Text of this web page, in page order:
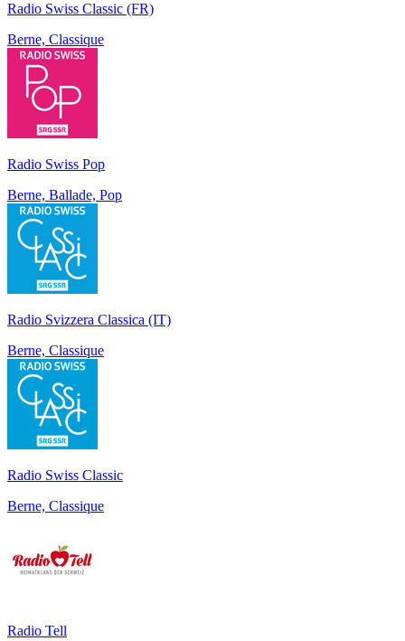
Radio Swiss Classic (FR)
Berne, Classique
Radio Swiss Pop
Berne, Ballade, Pop
Radio Svizzera Classica (IT)
Berne, Classique
Radio Swiss Classic
Berne, Classique
Radio Tell